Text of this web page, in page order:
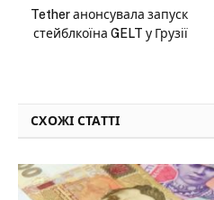
Tether анонсувала запуск
стейблкоїна GELT у Грузії
СХОЖІ СТАТТІ